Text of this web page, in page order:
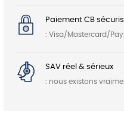
Paiement CB
: Visa/Mastercard/
SAV réel & sérieux
: nous existons